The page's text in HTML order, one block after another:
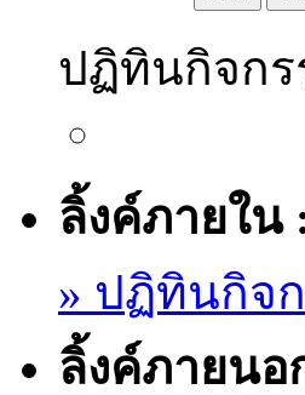
ปฏิทินกิจกร
ลิ้งค์ภายใน
» ปฏิทินกิจ
ลิ้งค์ภายนอ